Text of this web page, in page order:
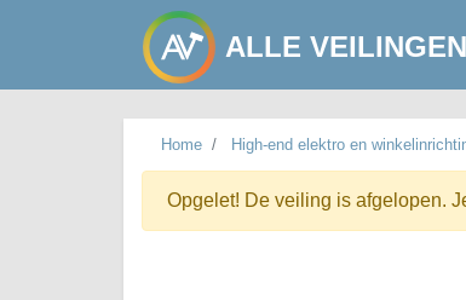
ALLE
Home High-end elektro en
Opgelet! De veiling is afgelopen.